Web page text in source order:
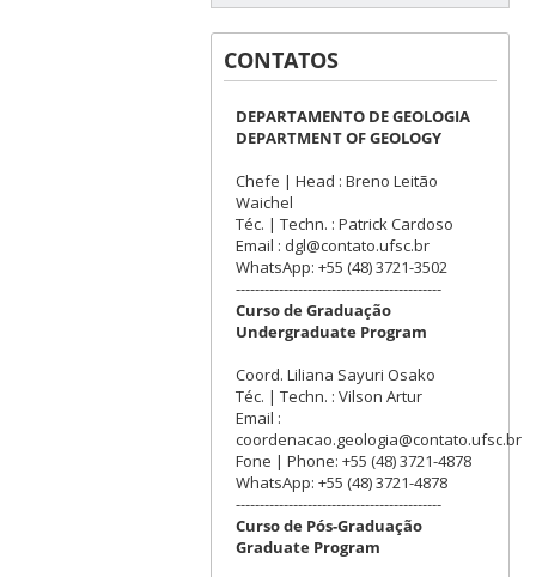
CONTATOS
DEPARTAMENTO DE GEOLOGIA
DEPARTMENT OF GEOLOGY
Chefe | Head : Breno Leitão
Waichel
Téc. | Techn. : Patrick Cardoso
Email : dgl@contato.ufsc.br
WhatsApp: +55 (48) 3721-3502
-------------------------------------------
Curso de Graduação
Undergraduate Program
Coord. Liliana Sayuri Osako
Téc. | Techn. : Vilson Artur
Email :
coordenacao.geologia@contato.ufsc.br
Fone | Phone: +55 (48) 3721-4878
WhatsApp: +55 (48) 3721-4878
-------------------------------------------
Curso de Pós-Graduação
Graduate Program